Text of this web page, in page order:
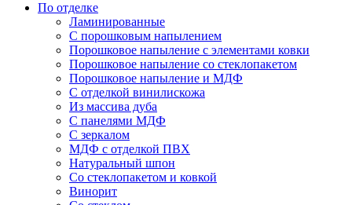
По отделке
Ламинированные
С порошковым напылением
Порошковое напыление с элементами ковки
Порошковое напыление со стеклопакетом
Порошковое напыление и МДФ
С отделкой винилискожа
Из массива дуба
С панелями МДФ
С зеркалом
МДФ с отделкой ПВХ
Натуральный шпон
Со стеклопакетом и ковкой
Винорит